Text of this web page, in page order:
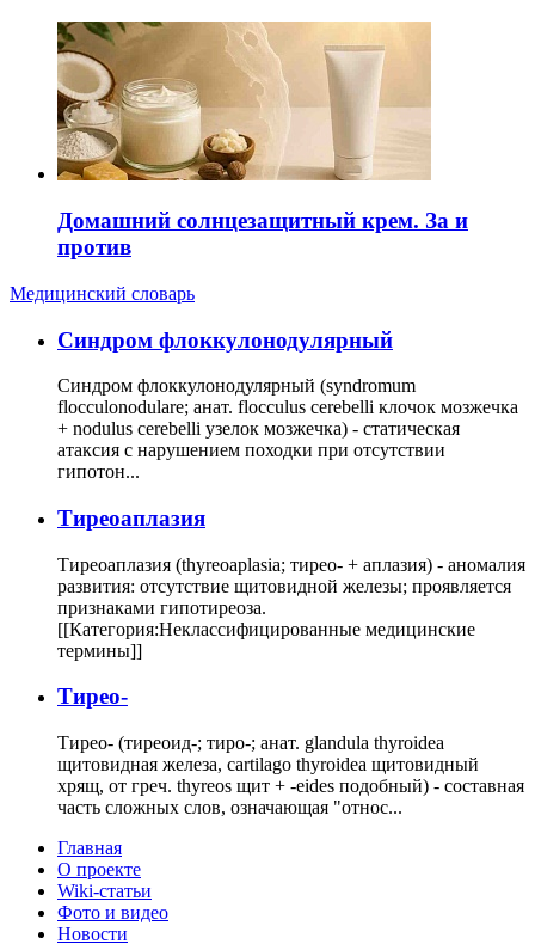
Домашний солнцезащитный крем. За и
против
Медицинский словарь
Cиндром флоккулонодулярный
Синдром флоккулонодулярный (syndromum
flocculonodulare; анат. flocculus cerebelli клочок мозжечка
+ nodulus cerebelli узелок мозжечка) - статическая
атаксия с нарушением походки при отсутствии
гипотон...
Тиреоаплазия
Тиреоаплазия (thyreoaplasia; тирео- + аплазия) - аномалия
развития: отсутствие щитовидной железы; проявляется
признаками гипотиреоза.
[[Категория:Неклассифицированные медицинские
термины]]
Тирео-
Тирео- (тиреоид-; тиро-; анат. glandula thyroidea
щитовидная железа, cartilago thyroidea щитовидный
хрящ, от греч. thyreos щит + -eides подобный) - составная
часть сложных слов, означающая "относ...
Главная
О проекте
Wiki-статьи
Фото и видео
Новости